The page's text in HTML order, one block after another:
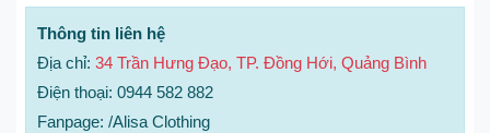
Thông tin liên hệ
Địa chỉ: 34 Trần Hưng Đạo, TP. Đồng Hới, Quảng Bình
Điện thoại: 0944 582 882
Fanpage: /Alisa Clothing